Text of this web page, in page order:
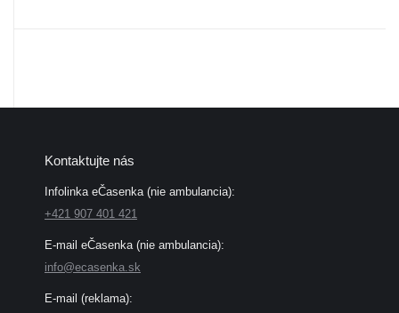
Kontaktujte nás
Infolinka eČasenka (nie ambulancia):
+421 907 401 421
E-mail eČasenka (nie ambulancia):
info@ecasenka.sk
E-mail (reklama):